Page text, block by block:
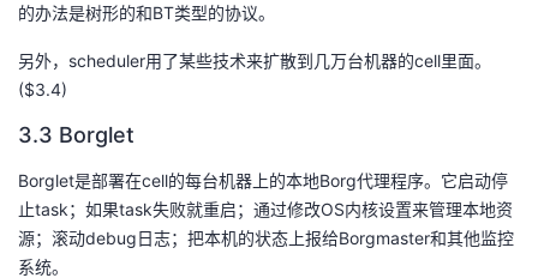
的办法是树形的和BT类型的协议。
另外，scheduler用了某些技术来扩散到几万台机器的cell里面。
($3.4)
3.3 Borglet
Borglet是部署在cell的每台机器上的本地Borg代理程序。它启动停
止task；如果task失败就重启；通过修改OS内核设置来管理本地资
源；滚动debug日志；把本机的状态上报给Borgmaster和其他监控
系统。